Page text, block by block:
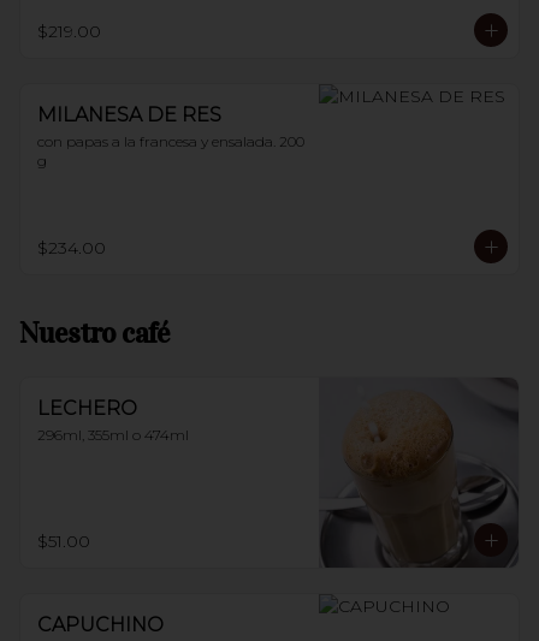
$219.00
MILANESA DE RES
con papas a la francesa y ensalada. 200
g
$234.00
Nuestro café
LECHERO
296ml, 355ml o 474ml
$51.00
CAPUCHINO